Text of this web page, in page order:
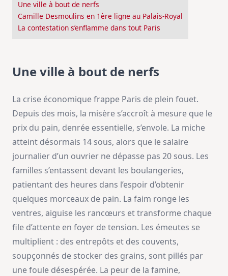
Une ville à bout de nerfs
Camille Desmoulins en 1ère ligne au Palais-Royal
La contestation s’enflamme dans tout Paris
Une ville à bout de nerfs
La crise économique frappe Paris de plein fouet.
Depuis des mois, la misère s’accroît à mesure que le
prix du pain, denrée essentielle, s’envole. La miche
atteint désormais 14 sous, alors que le salaire
journalier d’un ouvrier ne dépasse pas 20 sous. Les
familles s’entassent devant les boulangeries,
patientant des heures dans l’espoir d’obtenir
quelques morceaux de pain. La faim ronge les
ventres, aiguise les rancœurs et transforme chaque
file d’attente en foyer de tension. Les émeutes se
multiplient : des entrepôts et des couvents,
soupçonnés de stocker des grains, sont pillés par
une foule désespérée. La peur de la famine,